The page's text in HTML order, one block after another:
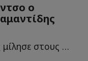
ο
Ο Δημήτρης Γιαννακόπουλος μίλησε στους Euro Insiders και μ...